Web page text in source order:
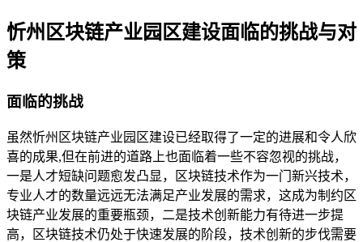
忻州区块链产业园区建设面临的挑战与对
策
面临的挑战
虽然忻州区块链产业园区建设已经取得了一定的进展和令人欣
喜的成果,但在前进的道路上也面临着一些不容忽视的挑战，
一是人才短缺问题愈发凸显，区块链技术作为一门新兴技术，
专业人才的数量远远无法满足产业发展的需求，这成为制约区
块链产业发展的重要瓶颈，二是技术创新能力有待进一步提
高，区块链技术仍处于快速发展的阶段，技术创新的步伐需要